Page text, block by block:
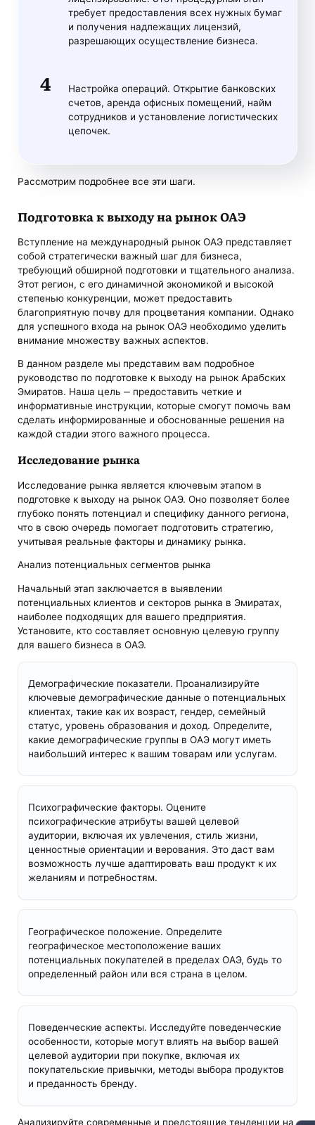
требует предоставления всех нужных бумаг
и получения надлежащих лицензий,
разрешающих осуществление бизнеса.
Настройка операций. Открытие банковских
счетов, аренда офисных помещений, найм
сотрудников и установление логистических
цепочек.
Рассмотрим подробнее все эти шаги.
Подготовка к выходу на рынок ОАЭ
Вступление на международный рынок ОАЭ представляет
собой стратегически важный шаг для бизнеса,
требующий обширной подготовки и тщательного анализа.
Этот регион, с его динамичной экономикой и высокой
степенью конкуренции, может предоставить
благоприятную почву для процветания компании. Однако
для успешного входа на рынок ОАЭ необходимо уделить
внимание множеству важных аспектов.
В данном разделе мы представим вам подробное
руководство по подготовке к выходу на рынок Арабских
Эмиратов. Наша цель ‒ предоставить четкие и
информативные инструкции, которые смогут помочь вам
сделать информированные и обоснованные решения на
каждой стадии этого важного процесса.
Исследование рынка
Исследование рынка является ключевым этапом в
подготовке к выходу на рынок ОАЭ. Оно позволяет более
глубоко понять потенциал и специфику данного региона,
что в свою очередь помогает подготовить стратегию,
учитывая реальные факторы и динамику рынка.
Анализ потенциальных сегментов рынка
Начальный этап заключается в выявлении
потенциальных клиентов и секторов рынка в Эмиратах,
наиболее подходящих для вашего предприятия.
Установите, кто составляет основную целевую группу
для вашего бизнеса в ОАЭ.
Демографические показатели. Проанализируйте
ключевые демографические данные о потенциальных
клиентах, такие как их возраст, гендер, семейный
статус, уровень образования и доход. Определите,
какие демографические группы в ОАЭ могут иметь
наибольший интерес к вашим товарам или услугам.
Психографические факторы. Оцените
психографические атрибуты вашей целевой
аудитории, включая их увлечения, стиль жизни,
ценностные ориентации и верования. Это даст вам
возможность лучше адаптировать ваш продукт к их
желаниям и потребностям.
Географическое положение. Определите
географическое местоположение ваших
потенциальных покупателей в пределах ОАЭ, будь то
определенный район или вся страна в целом.
Поведенческие аспекты. Исследуйте поведенческие
особенности, которые могут влиять на выбор вашей
целевой аудитории при покупке, включая их
покупательские привычки, методы выбора продуктов
и преданность бренду.
Анализируйте современные и предстоящие тенденции на